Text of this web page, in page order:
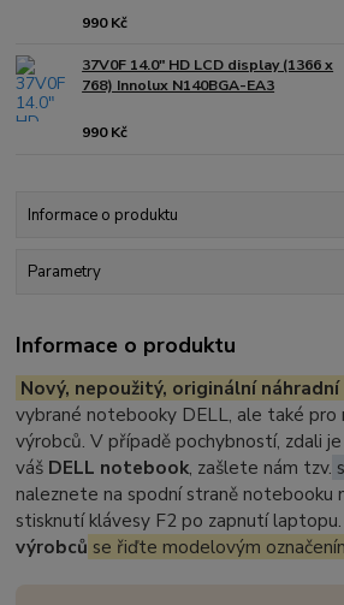
990 Kč
37V0F 14.0" HD LCD display (1366 x
768) Innolux N140BGA-EA3
990 Kč
Informace o produktu
Parametry
Informace o produktu
Nový, nepoužitý, originální
vybrané notebooky DELL, ale také pro
výrobců. V případě pochybností, zdali
váš DELL notebook, zašlete nám tzv.
naleznete na spodní straně notebooku
stisknutí klávesy F2 po zapnutí
výrobců se řiďte modelovým